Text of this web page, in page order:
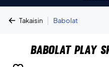
Takaisin | Babolat
Babolat Play